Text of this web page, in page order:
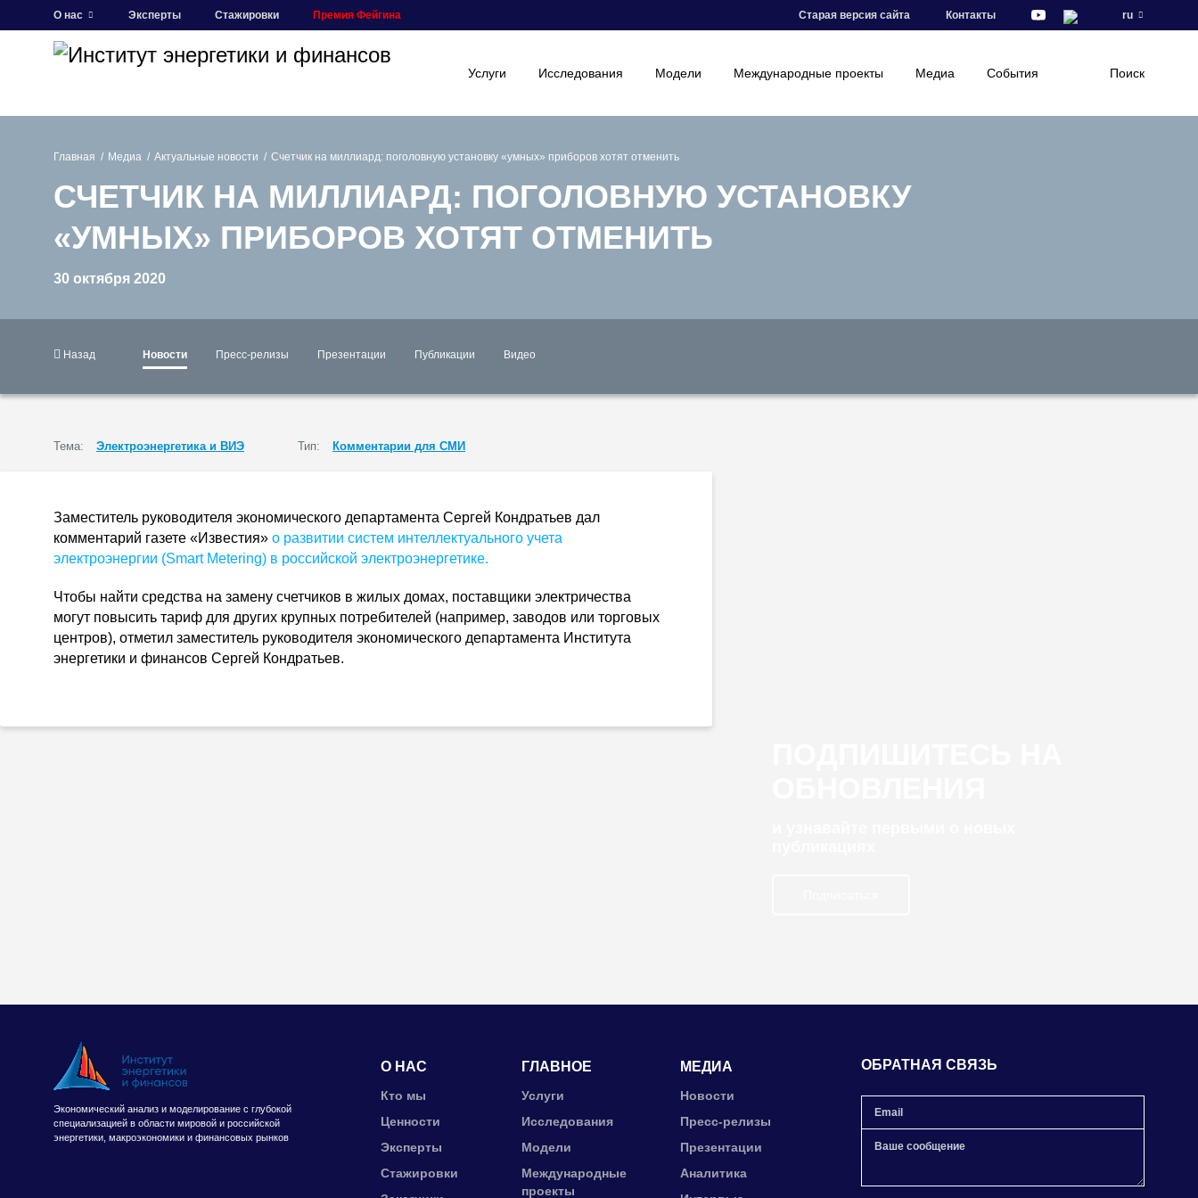
О нас Эксперты Стажировки Премия Фейгина Старая версия сайта Контакты ru
Услуги Исследования Модели Международные проекты Медиа События Поиск
Главная Медиа Актуальные новости Счетчик на миллиард: поголовную установку «умных» приборов хотят отменить
СЧЕТЧИК НА МИЛЛИАРД: ПОГОЛОВНУЮ УСТАНОВКУ
«УМНЫХ» ПРИБОРОВ ХОТЯТ ОТМЕНИТЬ
30 октября 2020
Назад Новости Пресс-релизы Презентации Публикации Видео
Тема: Электроэнергетика и ВИЭ Тип: Комментарии для СМИ
Заместитель руководителя экономического департамента Сергей Кондратьев дал
комментарий газете «Известия» о развитии систем интеллектуального учета
электроэнергии (Smart Metering) в российской электроэнергетике.
Чтобы найти средства на замену счетчиков в жилых домах, поставщики электричества
могут повысить тариф для других крупных потребителей (например, заводов или торговых
центров), отметил заместитель руководителя экономического департамента Института
энергетики и финансов Сергей Кондратьев.
Экономический анализ и моделирование с глубокой
специализацией в области мировой и российской
энергетики, макроэкономики и финансовых рынков
О НАС
Кто мы
Ценности
Эксперты
Стажировки
ГЛАВНОЕ
Услуги
Исследования
Модели
Международные
проекты
МЕДИА
Новости
Пресс-релизы
Презентации
Аналитика
ОБРАТНАЯ СВЯЗЬ